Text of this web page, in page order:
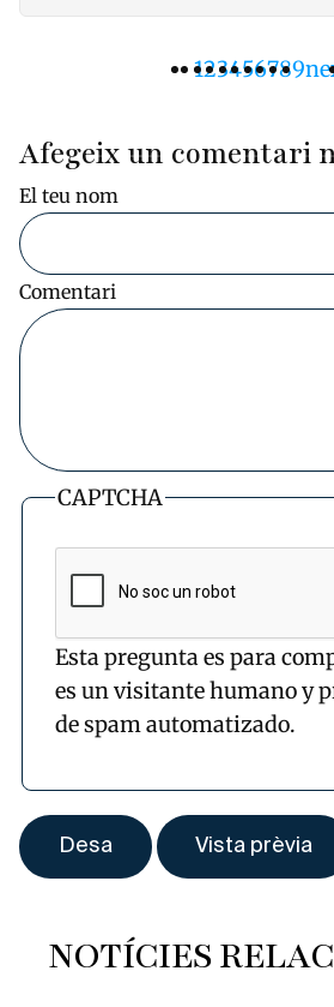
Pàgina
1Pàgina
2Pàgina
3Pàgina
4Pàgina
5Pàgina
6789
Afegeix un comentari
El teu nom
Comentari
CAPTCHA
Esta pregunta es para
es un visitante humano y
de spam automatizado.
NOTÍCIES